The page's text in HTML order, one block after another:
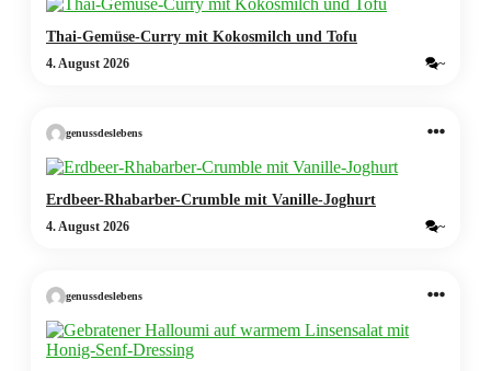
Thai-Gemüse-Curry mit Kokosmilch und Tofu
4. August 2026 ~
genussdeslebens
Erdbeer-Rhabarber-Crumble mit Vanille-Joghurt
4. August 2026 ~
genussdeslebens